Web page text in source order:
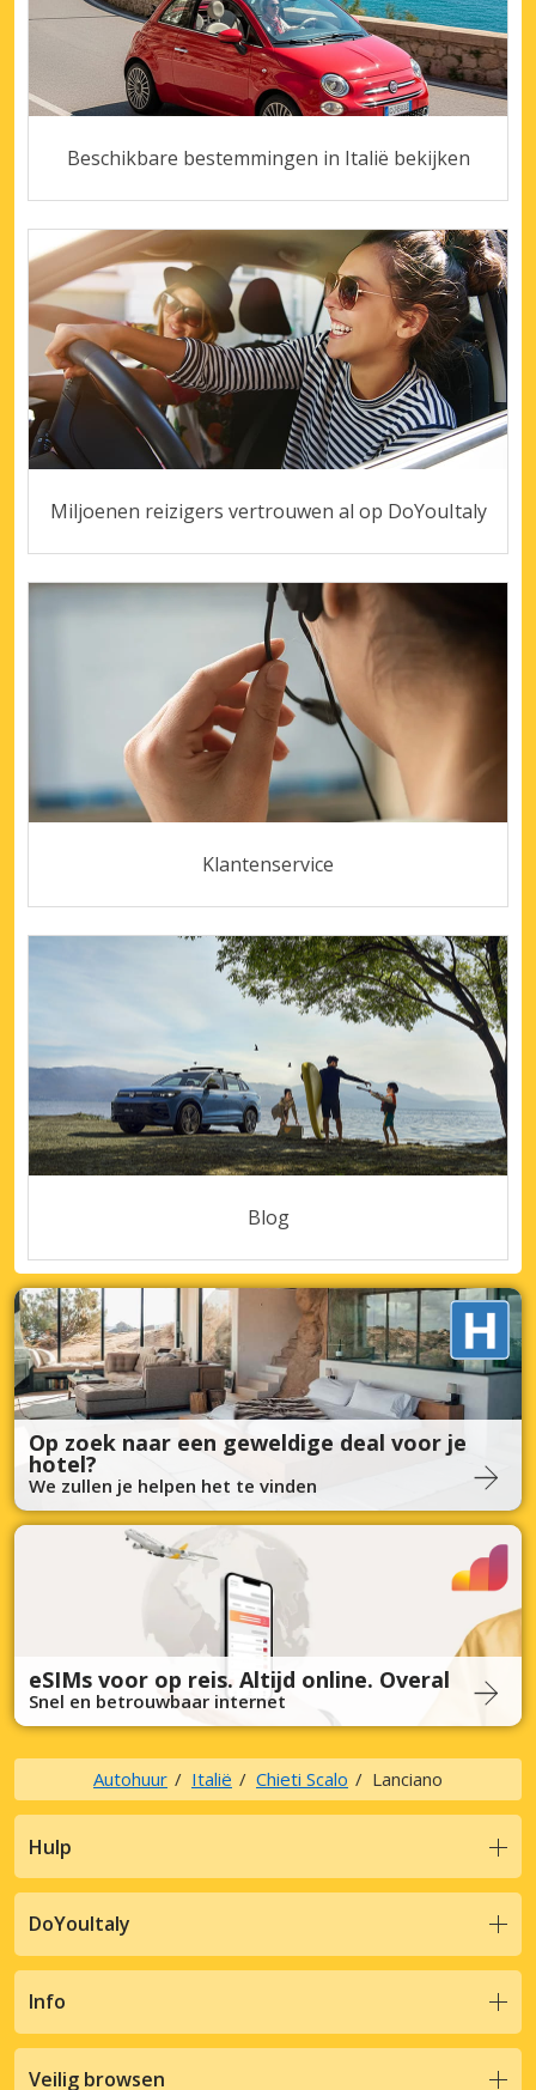
Beschikbare bestemmingen in Italië bekijken
Miljoenen reizigers vertrouwen al op DoYouItaly
Klantenservice
Blog
Op zoek naar een geweldige deal voor je
hotel?
We zullen je helpen het te vinden
eSIMs voor op reis. Altijd online. Overal
Snel en betrouwbaar internet
Autohuur Italië Chieti Scalo Lanciano
Hulp
DoYouItaly
Info
Veilig browsen